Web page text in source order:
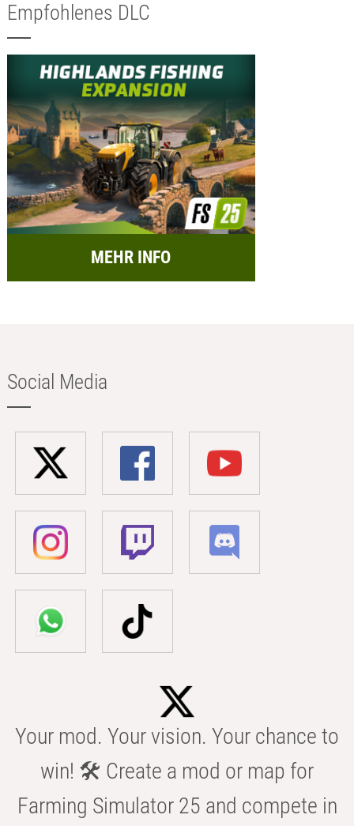
Empfohlenes DLC
MEHR INFO
Social Media
Your mod. Your vision. Your chance to
win! 🛠️ Create a mod or map for
Farming Simulator 25 and compete in